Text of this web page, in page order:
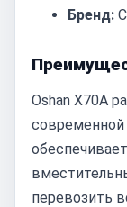
Бренд:
Oshan X70A
перевозить